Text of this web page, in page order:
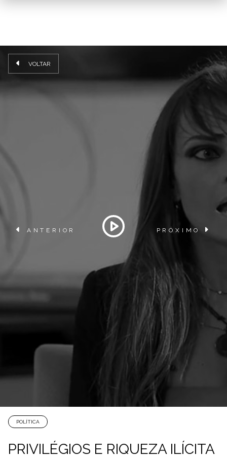
VOLTAR
ANTERIOR PRÓXIMO
POLÍTICA
PRIVILÉGIOS E RIQUEZA ILÍCITA